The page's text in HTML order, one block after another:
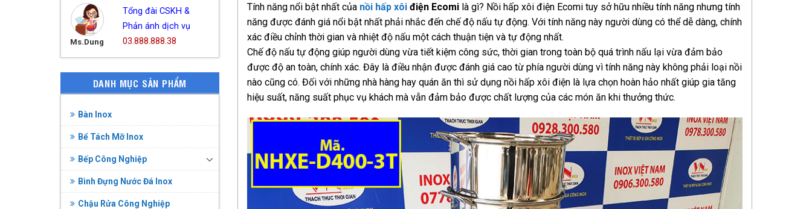
Ms.Dung
Tổng đài CSKH &
Phản ánh dịch vụ
03.888.888.38
DANH MỤC SẢN PHẨM
Bàn Inox
Bể Tách Mỡ Inox
Bếp Công Nghiệp
Bình Đựng Nước Đá Inox
Chậu Rửa Công Nghiệp
Tính năng nổi bật nhất của nồi hấp xôi điện Ecomi là gì? Nồi hấp xôi điện Ecomi tuy sở hữu nhiều tính năng nhưng tính
năng được đánh giá nổi bật nhất phải nhắc đến chế độ nấu tự động. Với tính năng này người dùng có thể dễ dàng, chính
xác điều chỉnh thời gian và nhiệt độ nấu một cách thuận tiện và tự động nhất.
Chế độ nấu tự động giúp người dùng vừa tiết kiệm công sức, thời gian trong toàn bộ quá trình nấu lại vừa đảm bảo
được độ an toàn, chính xác. Đây là điều nhận được đánh giá cao từ phía người dùng vì tính năng này không phải loại nồi
nào cũng có. Đối với những nhà hàng hay quán ăn thì sử dụng nồi hấp xôi điện là lựa chọn hoàn hảo nhất giúp gia tăng
hiệu suất, năng suất phục vụ khách mà vẫn đảm bảo được chất lượng của các món ăn khi thưởng thức.